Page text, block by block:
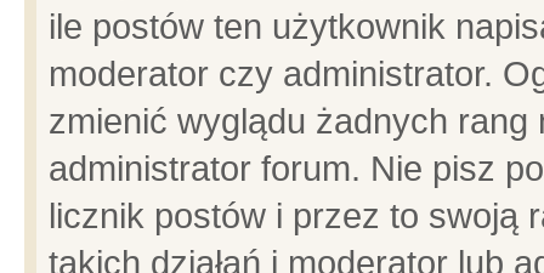
ile postów ten użytkownik
moderator czy administrator.
zmienić wyglądu żadnych
administrator forum. Nie pisz
licznik postów i przez to swoją
takich działań i moderator lub